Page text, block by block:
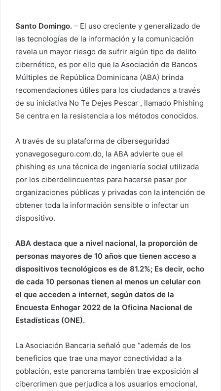
r
n
c
o
r
l
e
c
t
r
ó
c
o
Santo Domingo. – El uso creciente y generalizado de
las tecnologías de la información y la comunicación
revela un mayor riesgo de sufrir algún tipo de delito
cibernético, es por ello que la Asociación de Bancos
Múltiples de República Dominicana (ABA) brinda
recomendaciones útiles para los ciudadanos a través
de su iniciativa No Te Dejes Pescar , llamado Phishing
Se centra en la resistencia a los métodos conocidos.
A través de su plataforma de ciberseguridad
yonavegoseguro.com.do, la ABA advierte que el
phishing es una técnica de ingeniería social utilizada
por los ciberdelincuentes para hacerse pasar por
organizaciones públicas y privadas con la intención de
obtener toda la información sensible o infectar un
dispositivo.
ABA destaca que a nivel nacional, la proporción de
personas mayores de 10 años que tienen acceso a
dispositivos tecnológicos es de 81.2%; Es decir, ocho
de cada 10 personas tienen al menos un celular con
el que acceden a internet, según datos de la
Encuesta Enhogar 2022 de la Oficina Nacional de
Estadísticas (ONE).
La Asociación Bancaria señaló que “además de los
beneficios que trae una mayor conectividad a la
población, este panorama también trae exposición al
cibercrimen que perjudica a los usuarios emocional,